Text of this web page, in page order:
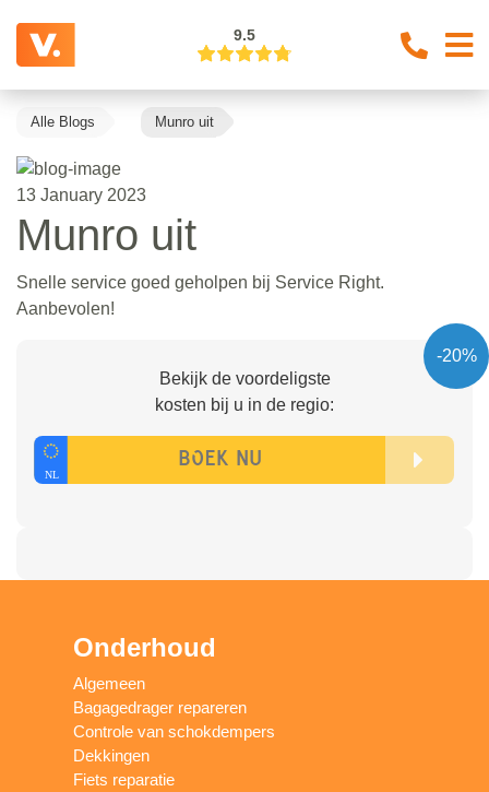
9.5
Alle Blogs Munro uit
13 January 2023
Munro uit
Snelle service goed geholpen bij Service Right.
Aanbevolen!
-20%
Bekijk de voordeligste
kosten bij u in de regio:
Onderhoud
Algemeen
Bagagedrager repareren
Controle van schokdempers
Dekkingen
Fiets reparatie